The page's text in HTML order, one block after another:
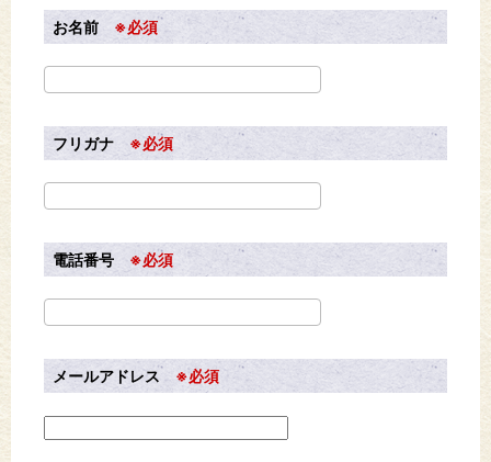
お名前 ※必須
フリガナ ※必須
電話番号 ※必須
メールアドレス ※必須